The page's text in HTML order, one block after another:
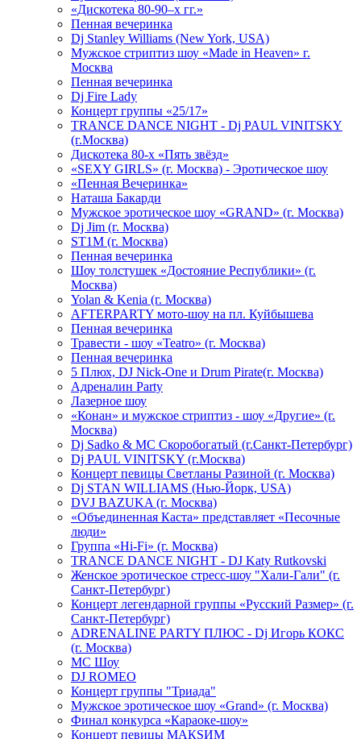
«Дискотека 80-90–х гг.»
Пенная вечеринка
Dj Stanley Williams (New York, USA)
Мужское стриптиз шоу «Made in Heaven» г.
Москва
Пенная вечеринка
Dj Fire Lady
Концерт группы «25/17»
TRANCE DANCE NIGHT - Dj PAUL VINITSKY
(г.Москва)
Дискотека 80-х «Пять звёзд»
«SEXY GIRLS» (г. Москва) - Эротическое шоу
«Пенная Вечеринка»
Hаташа Бакарди
Мужское эротическое шоу «GRAND» (г. Москва)
Dj Jim (г. Москва)
ST1M (г. Москва)
Пенная вечеринка
Шоу толстушек «Достояние Республики» (г.
Москва)
Yolan & Kenia (г. Москва)
AFTERPARTY мото-шоу на пл. Куйбышева
Пенная вечеринка
Травести - шоу «Teatro» (г. Москва)
Пенная вечеринка
5 Плюх, DJ Nick-One и Drum Pirate(г. Москва)
Адреналин Party
Лазерное шоу
«Конан» и мужское стриптиз - шоу «Другие» (г.
Москва)
Dj Sadko & МС Скоробогатый (г.Санкт-Петербург)
Dj PAUL VINITSKY (г.Москва)
Концерт певицы Светланы Разиной (г. Москва)
Dj STAN WILLIAMS (Нью-Йорк, USA)
DVJ BAZUKA (г. Москва)
«Объединенная Каста» представляет «Песочные
люди»
Группа «Hi-Fi» (г. Москва)
TRANCE DANCE NIGHT - DJ Katy Rutkovski
Женское эротическое стресс-шоу "Хали-Гали" (г.
Санкт-Петербург)
Концерт легендарной группы «Русский Размер» (г.
Санкт-Петербург)
ADRENALINE PARTY ПЛЮС - Dj Игорь КОКС
(г. Москва)
MC Шоу
DJ ROMEO
Концерт группы "Триада"
Мужское эротическое шоу «Grand» (г. Москва)
Финал конкурса «Караоке-шоу»
Концерт певицы МАКSИМ